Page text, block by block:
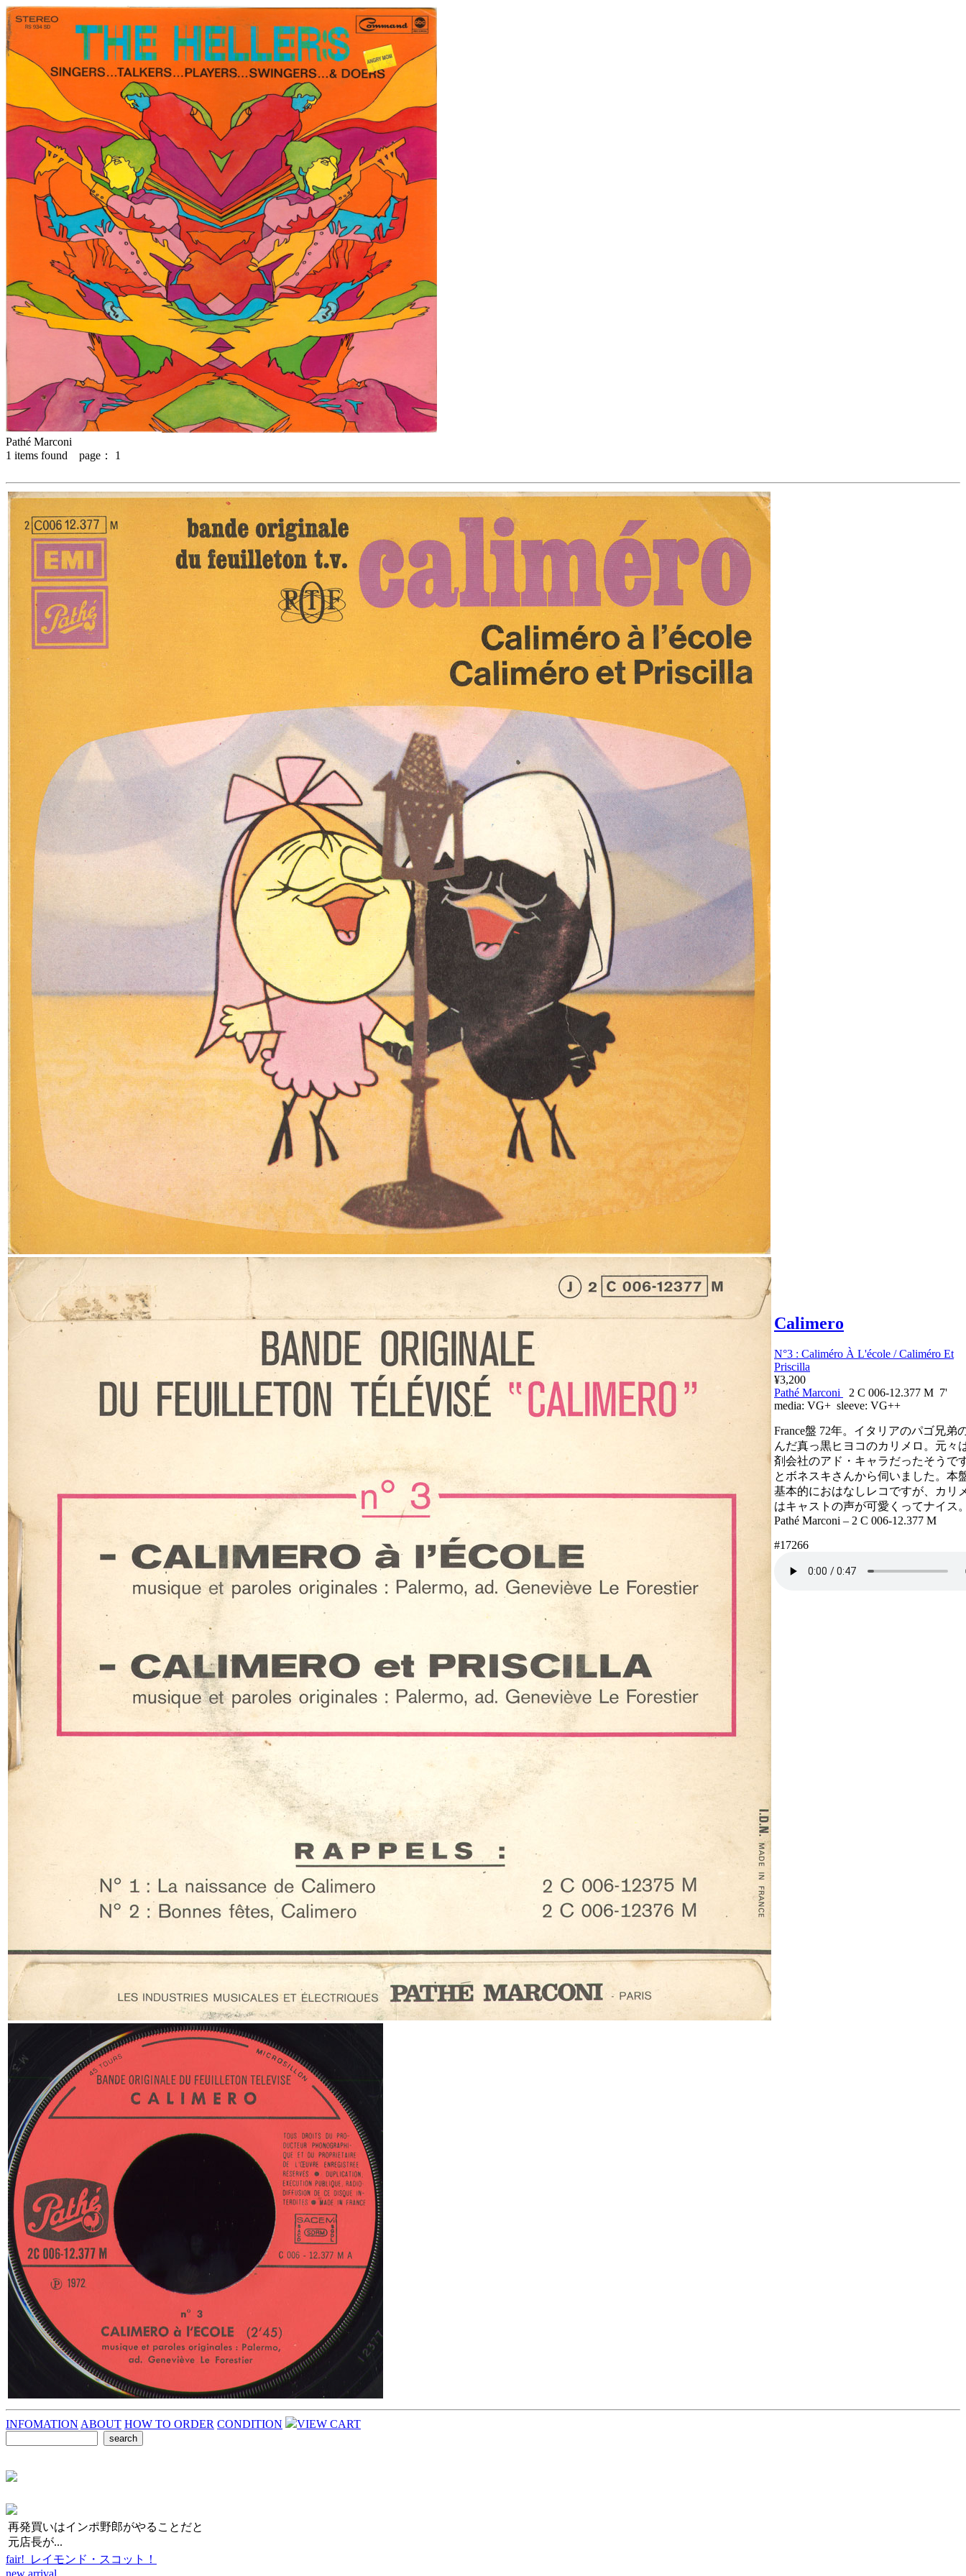
Pathé Marconi
1 items found page： 1
Calimero
N°3 : Caliméro À L'école / Caliméro Et
Priscilla
¥3,200
Pathé Marconi
2 C 006-12.377 M 7'
media: VG+ sleeve: VG++
France盤 72年。イタリアのパゴ兄弟
んだ真っ黒ヒヨコのカリメロ。元々
剤会社のアド・キャラだったそうで
とボネスキさんから伺いました。本
基本的におはなしレコですが、カリ
はキャストの声が可愛くってナイス
Pathé Marconi ‎– 2 C 006-12.377 M
#17266
INFOMATION ABOUT HOW TO ORDER CONDITION VIEW CART
再発買いはインポ野郎がやることだと
元店長が...
fair! レイモンド・スコット！
new arrival